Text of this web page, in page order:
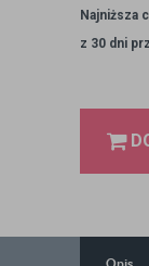
Najniższa
z 30 dni
Opis